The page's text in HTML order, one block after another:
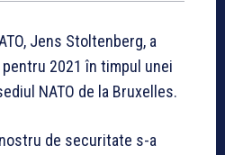
Jens Stoltenberg, a
2021 în timpul unei
NATO de la Bruxelles.
de securitate s-a